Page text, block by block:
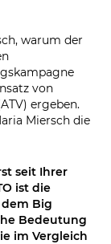
warum der
von
ergeben.
Miersch die
seit Ihrer
ist die
Big
Bedeutung
im Vergleich